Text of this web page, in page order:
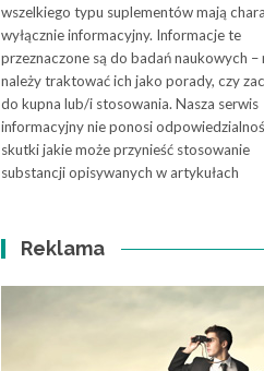
wszelkiego typu suplementów mają
wyłącznie informacyjny. Informacje te
przeznaczone są do badań naukowych –
należy traktować ich jako porady, czy
do kupna lub/i stosowania. Nasza serwis
informacyjny nie ponosi
skutki jakie może przynieść stosowanie
substancji opisywanych w artykułach
Reklama